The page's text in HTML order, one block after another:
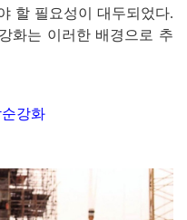
할 필요성이 대두되었다.
화는 이러한 배경으로 추
강화